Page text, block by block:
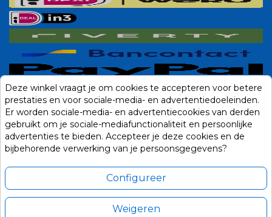
Deze winkel vraagt je om cookies te accepteren voor betere
prestaties en voor sociale-media- en advertentiedoeleinden.
Er worden sociale-media- en advertentiecookies van derden
gebruikt om je sociale-mediafunctionaliteit en persoonlijke
advertenties te bieden. Accepteer je deze cookies en de
bijbehorende verwerking van je persoonsgegevens?
Configureer
Weigeren